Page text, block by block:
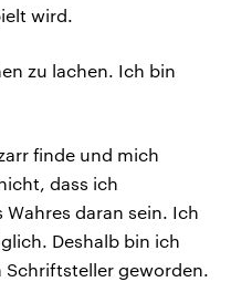
wird.
zu lachen. Ich bin
finde und mich
dass ich
daran sein. Ich
Deshalb bin ich
Schriftsteller geworden.